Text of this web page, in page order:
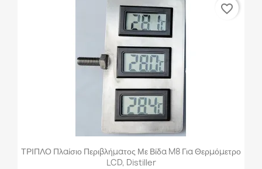
ΤΡΙΠΛΟ Πλαίσιο Περιβλήματος Με Βίδα M8 Για Θερμόμετρο
LCD, Distiller
favorite_border